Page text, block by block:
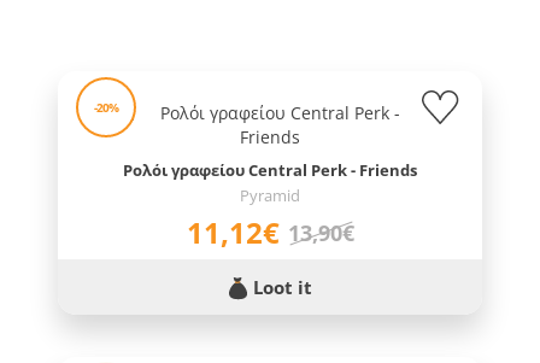
-20%
Ρολόι γραφείου Central Perk - Friends
Pyramid
11,12€ 13,90€
Loot it